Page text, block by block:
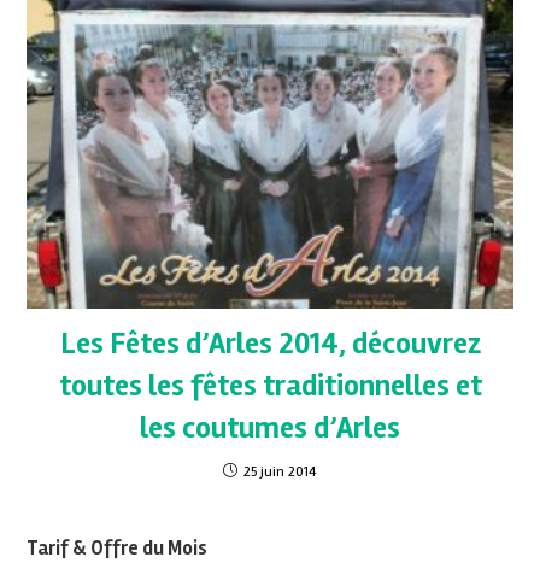
Les Fêtes d’Arles 2014, découvrez
toutes les fêtes traditionnelles et
les coutumes d’Arles
25 juin 2014
Tarif & Offre du Mois